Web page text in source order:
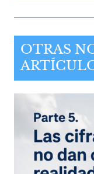
OTRAS